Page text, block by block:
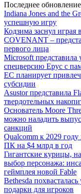
Последнее обновление
Indiana Jones and the
успешную игру
Кодзима заснул играя
COVENANT –
первого лица
Microsoft
спецверсию Epyc с
ЕС планирует
субсидии
Asustor представила
твердотельных
Основатель Moore
можно наладить
санкций
Qualcomm к 2029
ПК на $4 млрд в год
Гигантские курицы,
выбор персонажа:
геймплея новой Fable
Bethesda
подарки для игроков